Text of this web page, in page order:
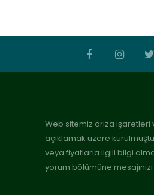
Web sitemiz arıza işaretleri
açıklamak üzere
veya fiyatlarla ilgili bilgi
yorum bölümüne mesajınızı